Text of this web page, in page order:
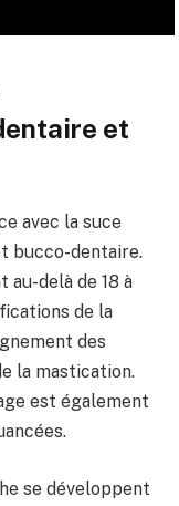
et
avec la suce
bucco-dentaire.
delà de 18 à
de la
des
la mastication.
est également
se développent